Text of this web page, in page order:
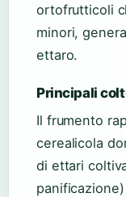
ortofrutticoli
minori,
ettaro.
Principali
Il frumento
cerealicola
di ettari